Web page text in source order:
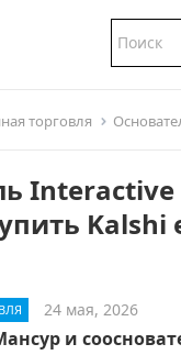
торговля Основатель
Kalshi
24 мая, 2026
и